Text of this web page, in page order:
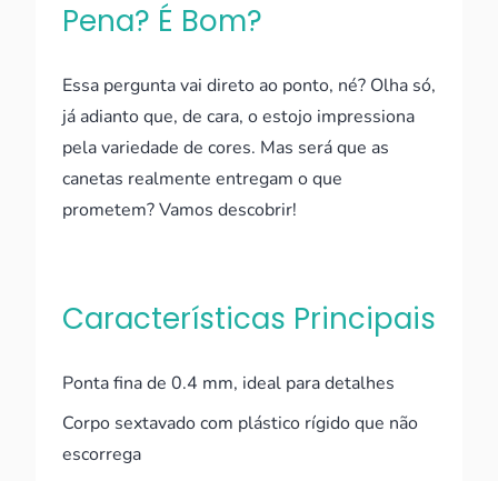
Pena? É Bom?
Essa pergunta vai direto ao ponto, né? Olha só,
já adianto que, de cara, o estojo impressiona
pela variedade de cores. Mas será que as
canetas realmente entregam o que
prometem? Vamos descobrir!
Características Principais
Ponta fina de 0.4 mm, ideal para detalhes
Corpo sextavado com plástico rígido que não
escorrega